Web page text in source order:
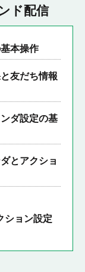
ド配信
本操作
友だち情報
ダ設定の基
とアクショ
ション設定